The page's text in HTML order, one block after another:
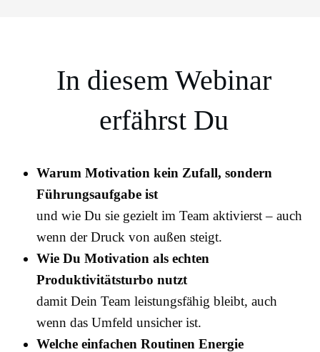
In diesem Webinar
erfährst Du
Warum Motivation kein Zufall, sondern
Führungsaufgabe ist
und wie Du sie gezielt im Team aktivierst – auch
wenn der Druck von außen steigt.
Wie Du Motivation als echten
Produktivitätsturbo nutzt
damit Dein Team leistungsfähig bleibt, auch
wenn das Umfeld unsicher ist.
Welche einfachen Routinen Energie